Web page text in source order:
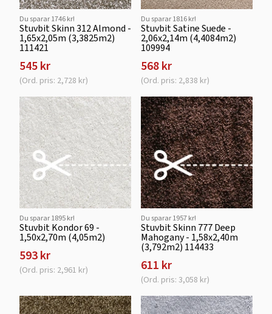
Du sparar 1746 kr!
Stuvbit Skinn 312 Almond -
1,65x2,05m (3,3825m2)
111421
545 kr
(Ord. pris: 2,728 kr)
Du sparar 1816 kr!
Stuvbit Satine Suede -
2,06x2,14m (4,4084m2)
109994
568 kr
(Ord. pris: 2,838 kr)
Du sparar 1895 kr!
Stuvbit Kondor 69 -
1,50x2,70m (4,05m2)
593 kr
(Ord. pris: 2,961 kr)
Du sparar 1957 kr!
Stuvbit Skinn 777 Deep
Mahogany - 1,58x2,40m
(3,792m2) 114433
611 kr
(Ord. pris: 3,058 kr)